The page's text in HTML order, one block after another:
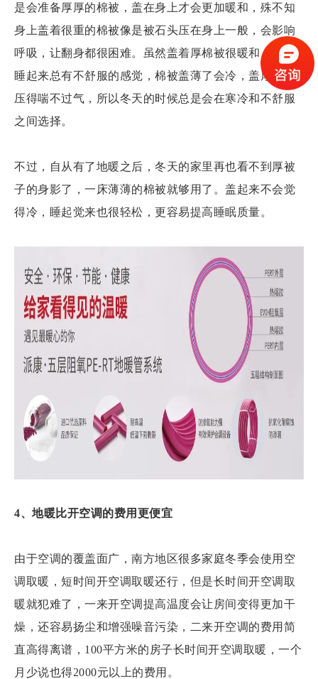
是会准备厚厚的棉被，盖在身上才会更加暖和，殊不知
身上盖着很重的棉被像是被石头压在身上一般，会影响
呼吸，让翻身都很困难。虽然盖着厚棉被很暖和，但是
睡起来总有不舒服的感觉，棉被盖薄了会冷，盖厚了会
压得喘不过气，所以冬天的时候总是会在寒冷和不舒服
之间选择。
不过，自从有了地暖之后，冬天的家里再也看不到厚被
子的身影了，一床薄薄的棉被就够用了。盖起来不会觉
得冷，睡起觉来也很轻松，更容易提高睡眠质量。
4、地暖比开空调的费用更便宜
由于空调的覆盖面广，南方地区很多家庭冬季会使用空
调取暖，短时间开空调取暖还行，但是长时间开空调取
暖就犯难了，一来开空调提高温度会让房间变得更加干
燥，还容易扬尘和增强噪音污染，二来开空调的费用简
直高得离谱，100平方米的房子长时间开空调取暖，一个
月少说也得2000元以上的费用。